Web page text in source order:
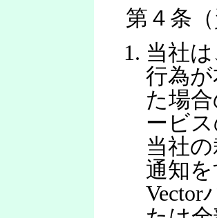
第４条
当社
行為
た場
ービ
当社
通知
Vector